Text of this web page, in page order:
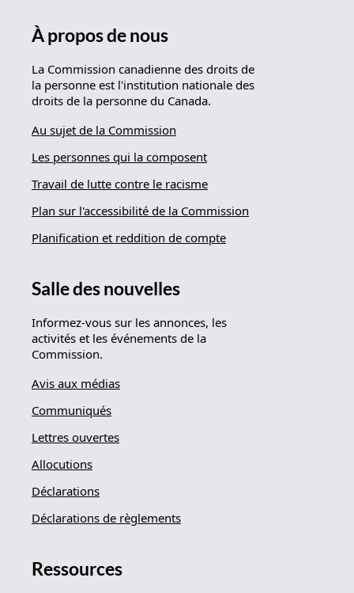
À propos de nous
La Commission canadienne des droits de
la personne est l'institution nationale des
droits de la personne du Canada.
Au sujet de la Commission
Les personnes qui la composent
Travail de lutte contre le racisme
Plan sur l'accessibilité de la Commission
Planification et reddition de compte
Salle des nouvelles
Informez-vous sur les annonces, les
activités et les événements de la
Commission.
Avis aux médias
Communiqués
Lettres ouvertes
Allocutions
Déclarations
Déclarations de règlements
Ressources